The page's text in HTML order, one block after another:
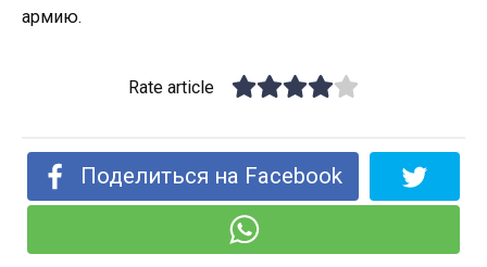
армию.
Rate article
Поделиться на Facebook